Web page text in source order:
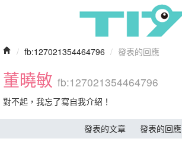
/ fb:127021354464796 / 發表的回應
董曉敏 fb:127021354464796
對不起，我忘了寫自我介紹！
發表的文章 發表的回應